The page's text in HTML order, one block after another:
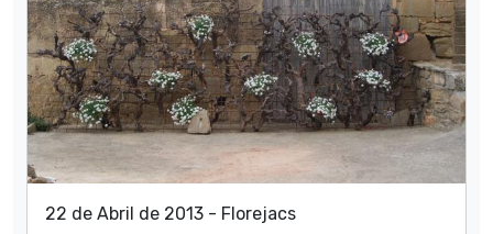
22 de Abril de 2013 - Florejacs